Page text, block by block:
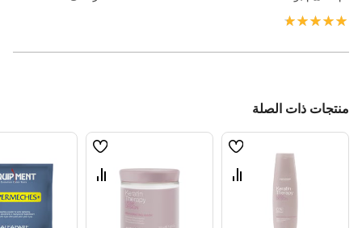
منتجات ذات الصلة
قائمة
قارن
قائمة
قارن